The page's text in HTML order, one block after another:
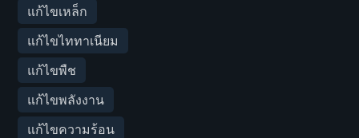
แก้ไขเหล็ก
แก้ไขไททาเนียม
แก้ไขพืช
แก้ไขพลังงาน
แก้ไขความร้อน